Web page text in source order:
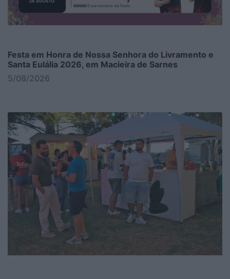
Festa em Honra de Nossa Senhora do Livramento e
Santa Eulália 2026, em Macieira de Sarnes
5/08/2026